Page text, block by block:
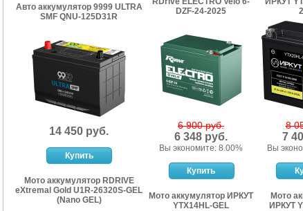
Авто аккумулятор 9999 ULTRA
SMF QNU-125D31R
14 450 руб.
DZF-24-2025
6 900 руб.
6 348 руб.
Вы экономите: 8.00%
8
7
Вы
Мото аккумулятор RDRIVE
eXtremal Gold U1R-26320S-GEL
(Nano GEL)
Мото аккумулятор ИРКУТ
YTX14HL-GEL
Мото
ИРКУТ